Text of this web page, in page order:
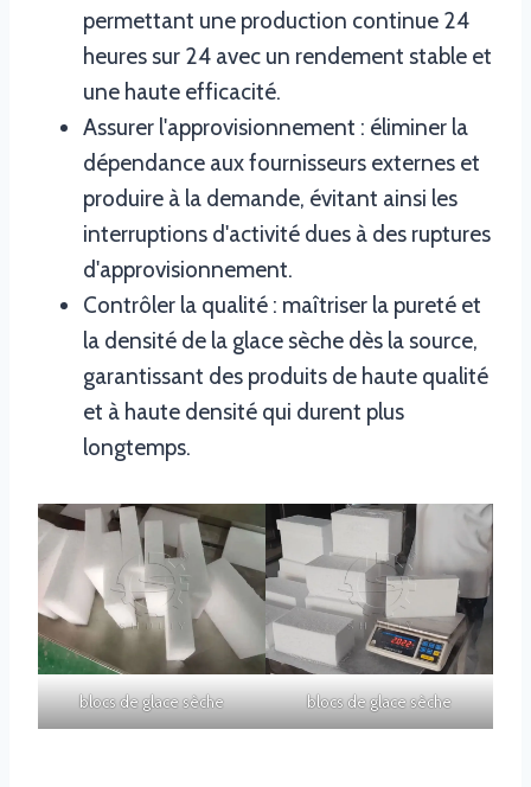
permettant une production continue 24
heures sur 24 avec un rendement stable et
une haute efficacité.
Assurer l'approvisionnement : éliminer la
dépendance aux fournisseurs externes et
produire à la demande, évitant ainsi les
interruptions d'activité dues à des ruptures
d'approvisionnement.
Contrôler la qualité : maîtriser la pureté et
la densité de la glace sèche dès la source,
garantissant des produits de haute qualité
et à haute densité qui durent plus
longtemps.
blocs de glace sèche blocs de glace sèche